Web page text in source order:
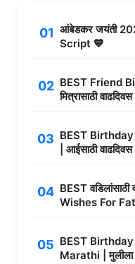
आंबेडकर जयंती
Script 💙
BEST Friend
मित्रासाठी
BEST
| आईसाठी
BEST
Wishes For
BEST
Marathi | मुलीला